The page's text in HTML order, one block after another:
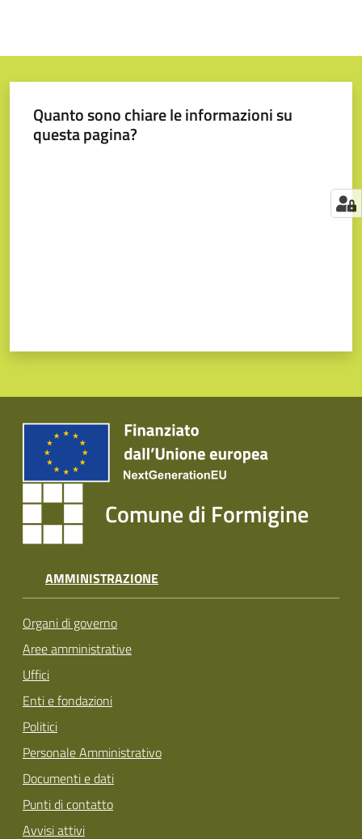
Quanto sono chiare le informazioni su
questa pagina?
Comune di Formigine
AMMINISTRAZIONE
Organi di governo
Aree amministrative
Uffici
Enti e fondazioni
Politici
Personale Amministrativo
Documenti e dati
Punti di contatto
Avvisi attivi